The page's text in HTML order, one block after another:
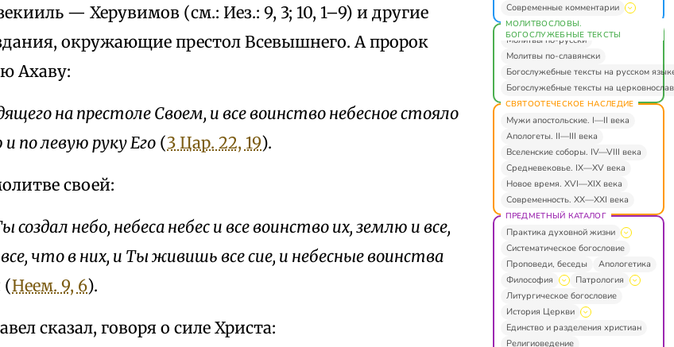
— Херувимов (см.: Иез.: 9, 3; 10, 1–9) и другие
окружающие престол Всевышнего. А пророк
Ахаву:
на престоле Своем, и все воинство небесное стояло
по левую руку Его (3 Цар. 22, 19).
своей:
создал небо, небеса небес и все воинство их, землю и все,
что в них, и Ты живишь все сие, и небесные воинства
(Неем. 9, 6).
сказал, говоря о силе Христа:
Современные комментарии
МОЛИТВОСЛОВЫ.
БОГОСЛУЖЕБНЫЕ ТЕКСТЫ
Молитвы по-русски
Молитвы по-славянски
Богослужебные тексты на русском
Богослужебные тексты на
СВЯТООТЕЧЕСКОЕ НАСЛЕДИЕ
Мужи апостольские. I—II века
Апологеты. II—III века
Вселенские соборы. IV—VIII века
Средневековье. IX—XV века
Новое время. XVI—XIX века
Современность. XX—XXI века
ПРЕДМЕТНЫЙ КАТАЛОГ
Практика духовной жизни
Систематическое богословие
Проповеди, беседы
Апологетика
Философия
Патрология
Литургическое богословие
История Церкви
Единство и разделения христиан
Религиоведение